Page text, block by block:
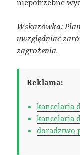
niepotrzebne
Wskazówka:
uwzględniać
zagrożenia.
Reklama:
kancelaria
kancelaria
doradztwo